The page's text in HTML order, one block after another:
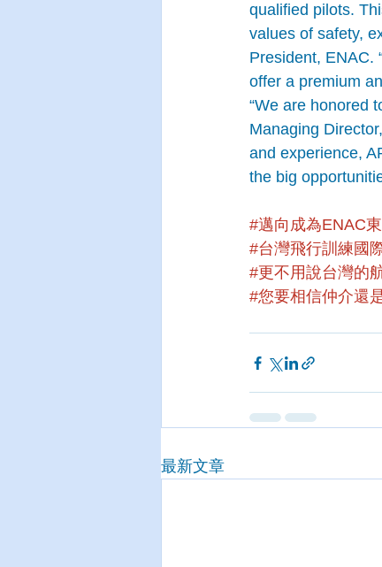
qualified pilots.
values of safety,
President, ENAC.
offer a premium
“We are honored
Managing
and experience,
the big
#邁向成為ENAC
#台灣飛行訓練國
#更不用說台灣的
#您要相信仲介還
最新文章